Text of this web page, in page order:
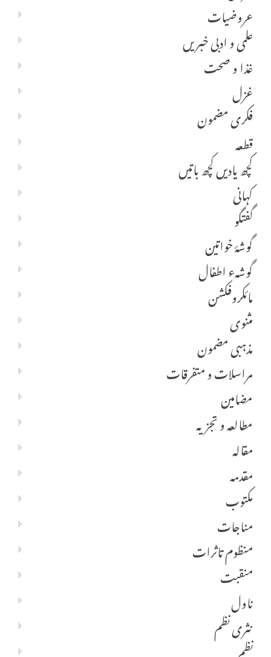
عروضیات
علمی و ادبی خبریں
غذا و صحت
غزل
فکری مضمون
قطعہ
کچھ یادیں کچھ باتیں
کہانی
گفتگو
گوشۂ خواتین
گوشہء اطفال
مائکروفکشن
مثنوی
مذہبی مضمون
مراسلات و متفرقات
مضامین
مطالعہ و تجزیہ
مقالہ
مقدمہ
مکتوب
مناجات
منظوم تاثرات
منقبت
ناول
نثری نظم